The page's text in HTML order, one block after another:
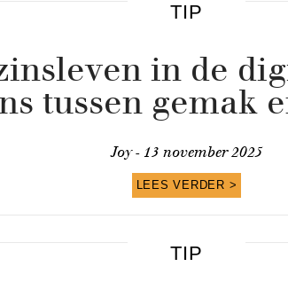
TIP
in de
tussen gemak
Joy - 13 november 2025
LEES VERDER >
TIP